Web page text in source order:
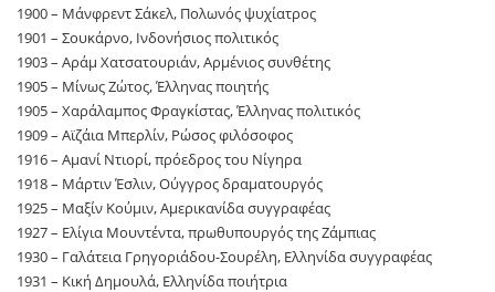
1900 – Μάνφρεντ Σάκελ, Πολωνός ψυχίατρος
1901 – Σουκάρνο, Ινδονήσιος πολιτικός
1903 – Αράμ Χατσατουριάν, Αρμένιος συνθέτης
1905 – Μίνως Ζώτος, Έλληνας ποιητής
1905 – Χαράλαμπος Φραγκίστας, Έλληνας πολιτικός
1909 – Αϊζάια Μπερλίν, Ρώσος φιλόσοφος
1916 – Αμανί Ντιορί, πρόεδρος του Νίγηρα
1918 – Μάρτιν Έσλιν, Ούγγρος δραματουργός
1925 – Μαξίν Κούμιν, Αμερικανίδα συγγραφέας
1927 – Ελίγια Μουντέντα, πρωθυπουργός της Ζάμπιας
1930 – Γαλάτεια Γρηγοριάδου-Σουρέλη, Ελληνίδα συγγραφέας
1931 – Κική Δημουλά, Ελληνίδα ποιήτρια